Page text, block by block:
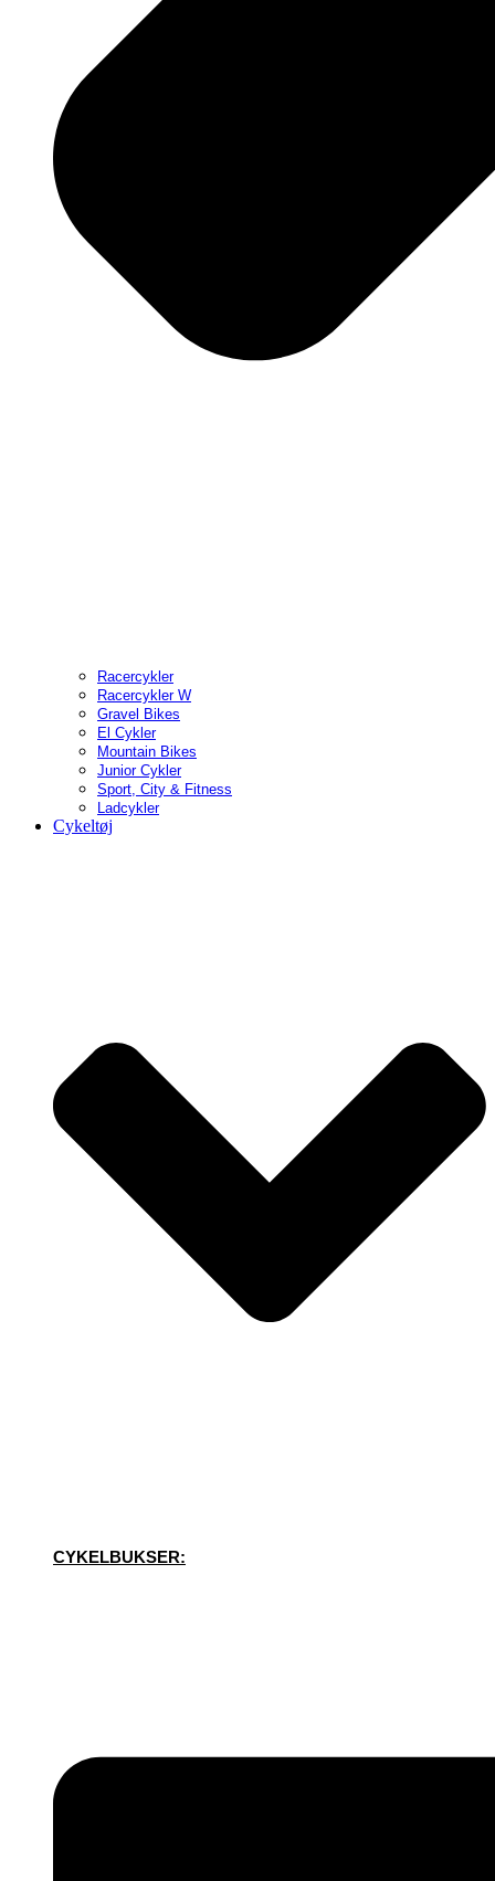
Racercykler
Racercykler W
Gravel Bikes
El Cykler
Mountain Bikes
Junior Cykler
Sport, City & Fitness
Ladcykler
Cykeltøj
CYKELBUKSER: